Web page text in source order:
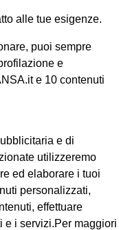
alle tue esigenze.
puoi sempre
e
e 10 contenuti
e di
utilizzeremo
ed elaborare i tuoi
personalizzati,
effettuare
e i servizi.Per maggiori